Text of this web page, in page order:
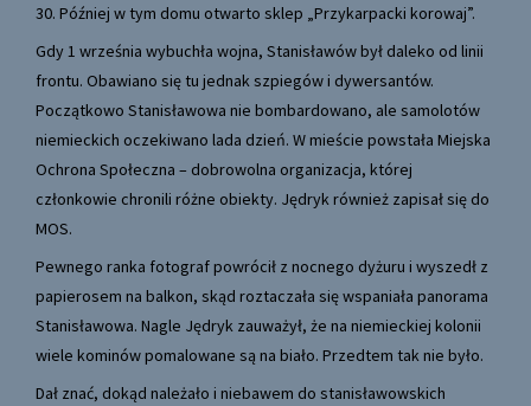
30. Później w tym domu otwarto sklep „Przykarpacki korowaj”.
Gdy 1 września wybuchła wojna, Stanisławów był daleko od linii
frontu. Obawiano się tu jednak szpiegów i dywersantów.
Początkowo Stanisławowa nie bombardowano, ale samolotów
niemieckich oczekiwano lada dzień. W mieście powstała Miejska
Ochrona Społeczna – dobrowolna organizacja, której
członkowie chronili różne obiekty. Jędryk również zapisał się do
MOS.
Pewnego ranka fotograf powrócił z nocnego dyżuru i wyszedł z
papierosem na balkon, skąd roztaczała się wspaniała panorama
Stanisławowa. Nagle Jędryk zauważył, że na niemieckiej kolonii
wiele kominów pomalowane są na biało. Przedtem tak nie było.
Dał znać, dokąd należało i niebawem do stanisławowskich